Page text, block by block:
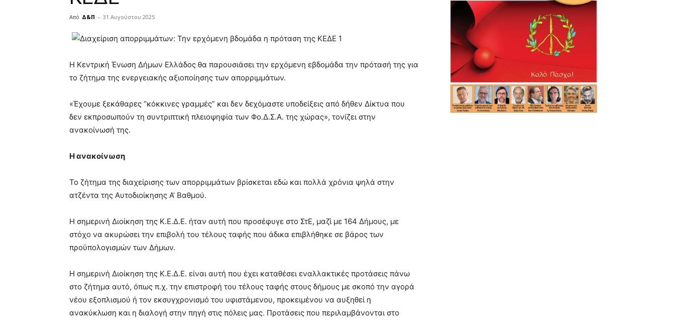
Από Δ&Π - 31 Αυγούστου 2025
blonde
lesbians
hot
cam
brandi
lyons
teaches
meaning
pain.
pornhun
H Kεντρική Ένωση Δήμων Ελλάδος θα παρουσιάσει την ερχόμενη εβδομάδα την πρότασή της για
το ζήτημα της ενεργειακής αξιοποίησης των απορριμμάτων.
«Έχουμε ξεκάθαρες “κόκκινες γραμμές” και δεν δεχόμαστε υποδείξεις από δήθεν Δίκτυα που
δεν εκπροσωπούν τη συντριπτική πλειοψηφία των Φο.Δ.Σ.Α. της χώρας», τονίζει στην
ανακοίνωσή της.
Η ανακοίνωση
Το ζήτημα της διαχείρισης των απορριμμάτων βρίσκεται εδώ και πολλά χρόνια ψηλά στην
ατζέντα της Αυτοδιοίκησης Α’ Βαθμού.
Η σημερινή Διοίκηση της Κ.Ε.Δ.Ε. ήταν αυτή που προσέφυγε στο ΣτΕ, μαζί με 164 Δήμους, με
στόχο να ακυρώσει την επιβολή του τέλους ταφής που άδικα επιβλήθηκε σε βάρος των
προϋπολογισμών των Δήμων.
Η σημερινή Διοίκηση της Κ.Ε.Δ.Ε. είναι αυτή που έχει καταθέσει εναλλακτικές προτάσεις πάνω
στο ζήτημα αυτό, όπως π.χ. την επιστροφή του τέλους ταφής στους δήμους με σκοπό την αγορά
νέου εξοπλισμού ή τον εκσυγχρονισμό του υφιστάμενου, προκειμένου να αυξηθεί η
ανακύκλωση και η διαλογή στην πηγή στις πόλεις μας. Προτάσεις που περιλαμβάνονται στο